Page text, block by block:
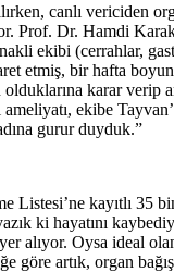
canlı vericiden
Prof. Dr. Hamdi
ekibi (cerrahlar,
etmiş, bir hafta
olduklarına karar
ekibe
gurur duyduk.”
kayıtlı 35
ki hayatını
alıyor. Oysa ideal
göre artık, organ